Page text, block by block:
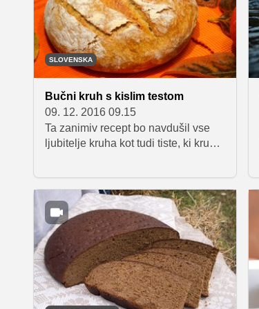
SLOVENSKA
Bučni kruh s kislim testom
09. 12. 2016 09.15
Ta zanimiv recept bo navdušil vse
ljubitelje kruha kot tudi tiste, ki kruha
a se bo vaš trud bogato obrestoval,
ko boste kruh vzeli iz pečice. Poleg
opojnega vonja se boste razveselili
tudi hrustljave skorjice ter sočne in
mehke sredice.